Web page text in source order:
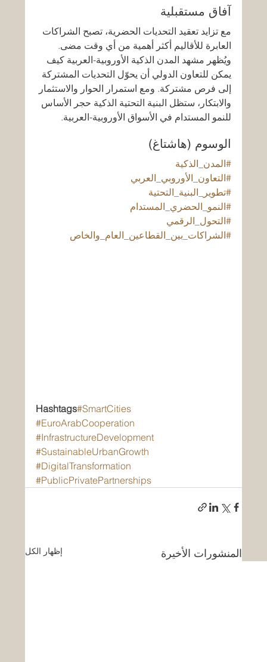
آفاق مستقبلية
مع تزايد تعقيد التحديات الحضرية، تصبح الشراكات
العابرة للأقاليم أكثر أهمية من أي وقت مضى.
ويُظهر مشهد المدن الذكية الأوروبية-العربية كيف
يمكن للتعاون الدولي أن يحوّل التحديات المشتركة
إلى فرص مشتركة. ومع استمرار الحوار والاستثمار
والابتكار، ستظل البنية التحتية الذكية حجر الأساس
للنمو المستدام في الأسواق الأوروبية-العربية.
الوسوم (هاشتاغ)
#المدن_الذكية
#التعاون_الأوروبي_العربي
#تطوير_البنية_التحتية
#النمو_الحضري_المستدام
#التحول_الرقمي
#الشراكات_بين_القطاعين_العام_والخاص
Hashtags#SmartCities
#EuroArabCooperation
#InfrastructureDevelopment
#SustainableUrbanGrowth
#DigitalTransformation
#PublicPrivatePartnerships
المنشورات الأخيرة إظهار الكل